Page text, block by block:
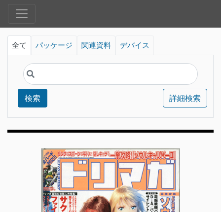
全て パッケージ 関連資料 デバイス
検索 詳細検索